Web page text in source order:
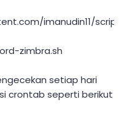
imanudin11/
zimbra.sh
setiap hari
crontab seperti berikut